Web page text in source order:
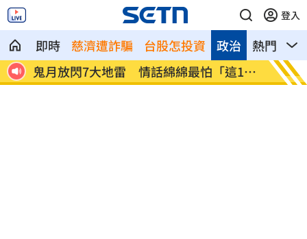
登入
即時 慈濟遭詐騙 台股怎投資 熱門 影
政治
惡
鬼月放閃7大地雷 情話綿綿最怕「這1
字」
摸胸